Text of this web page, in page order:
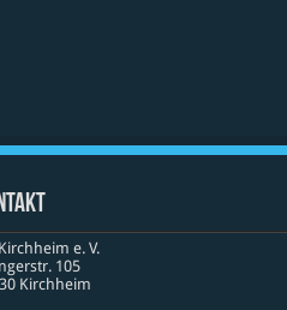
e. V.
105
Kirch­heim